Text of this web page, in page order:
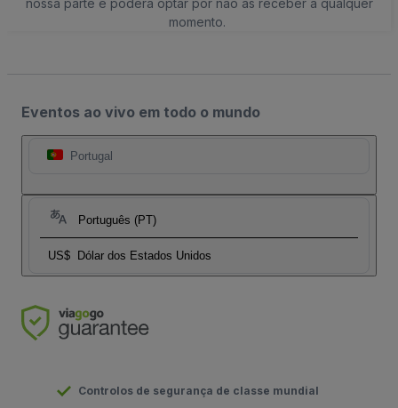
nossa parte e poderá optar por não as receber a qualquer
momento.
Eventos ao vivo em todo o mundo
Portugal
Português (PT)
US$ Dólar dos Estados Unidos
Controlos de segurança de classe mundial